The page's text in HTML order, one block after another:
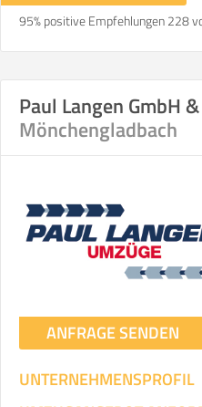
95% positive Empfehlungen 228
Paul Langen GmbH &
Mönchengladbach
ANFRAGE SENDEN
UNTERNEHMENSPROFIL